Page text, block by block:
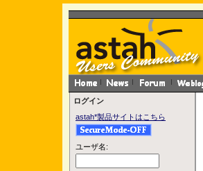
ログイン
astah*製品サイトはこちら
ユーザ名: